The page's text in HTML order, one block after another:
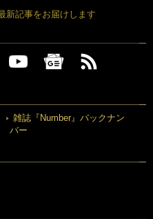
新記事をお届けします
雑誌『Number』バックナン
バー